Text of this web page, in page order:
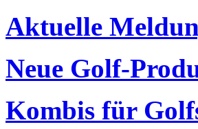
Aktuelle
Neue Golf-
Kombis für